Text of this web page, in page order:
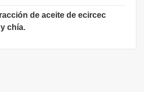
de aceite de ecircec
chía.